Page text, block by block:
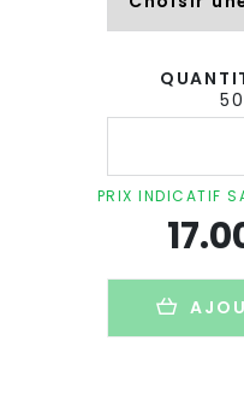
quantité
rechargeable
ou
recyclé
PRIX INDICATIF